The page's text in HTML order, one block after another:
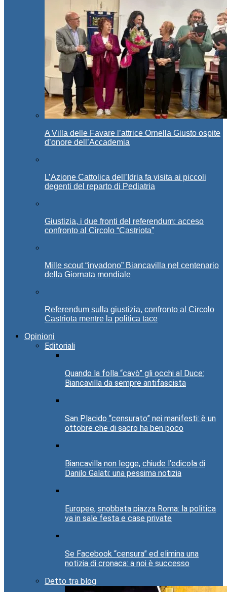
A Villa delle Favare l’attrice Ornella Giusto ospite
d’onore dell’Accademia
L’Azione Cattolica dell’Idria fa visita ai piccoli
degenti del reparto di Pediatria
Giustizia, i due fronti del referendum: acceso
confronto al Circolo “Castriota”
Mille scout “invadono” Biancavilla nel centenario
della Giornata mondiale
Referendum sulla giustizia, confronto al Circolo
Castriota mentre la politica tace
Opinioni
Editoriali
Quando la folla “cavò” gli occhi al Duce:
Biancavilla da sempre antifascista
San Placido “censurato” nei manifesti: è un
ottobre che di sacro ha ben poco
Biancavilla non legge, chiude l’edicola di
Danilo Galati: una pessima notizia
Europee, snobbata piazza Roma: la politica
va in sale festa e case private
Se Facebook “censura” ed elimina una
notizia di cronaca: a noi è successo
Detto tra blog